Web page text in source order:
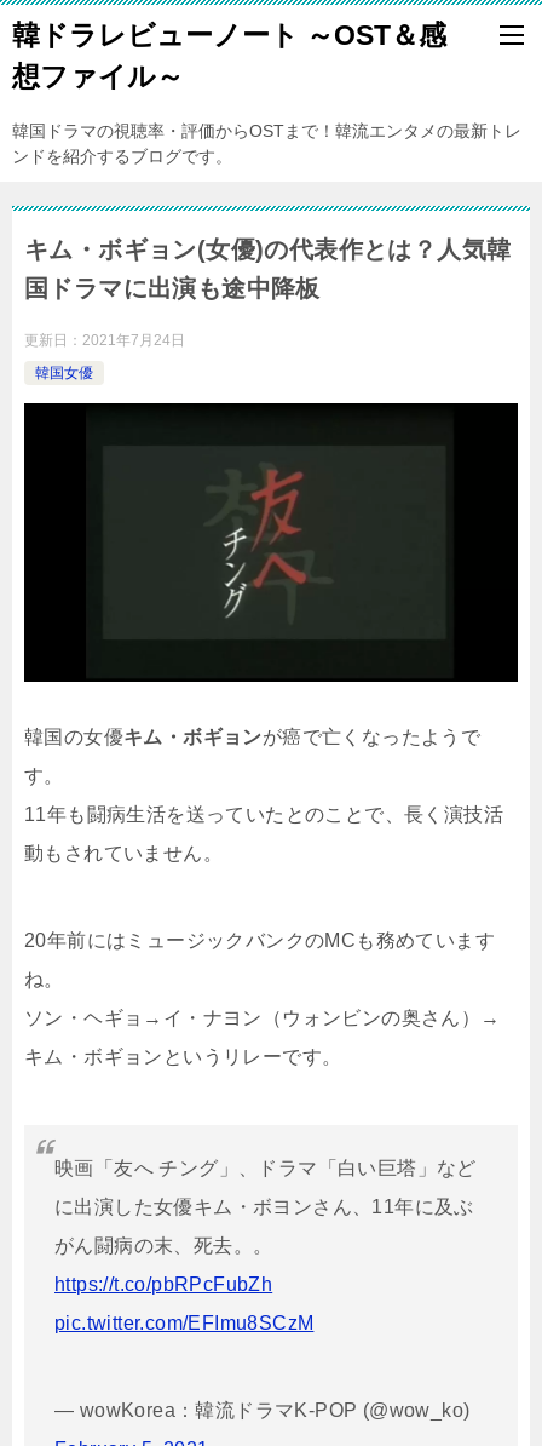
韓ドラレビューノート ～OST＆感
想ファイル～
韓国ドラマの視聴率・評価からOSTまで！韓流エンタメの最新トレ
ンドを紹介するブログです。
キム・ボギョン(女優)の代表作とは？人気韓
国ドラマに出演も途中降板
更新日： 2021年7月24日
韓国女優
韓国の女優キム・ボギョンが癌で亡くなったようで
す。
11年も闘病生活を送っていたとのことで、長く演技活
動もされていません。
20年前にはミュージックバンクのMCも務めています
ね。
ソン・ヘギョ→イ・ナヨン（ウォンビンの奥さん）→
キム・ボギョンというリレーです。
映画「友へ チング」、ドラマ「白い巨塔」など
に出演した女優キム・ボヨンさん、11年に及ぶ
がん闘病の末、死去。。
https://t.co/pbRPcFubZh
pic.twitter.com/EFImu8SCzM
— wowKorea：韓流ドラマK-POP (@wow_ko)